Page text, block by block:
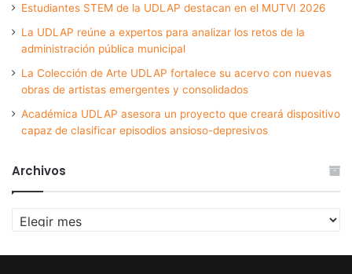
Estudiantes STEM de la UDLAP destacan en el MUTVI 2026
La UDLAP reúne a expertos para analizar los retos de la
administración pública municipal
La Colección de Arte UDLAP fortalece su acervo con nuevas
obras de artistas emergentes y consolidados
Académica UDLAP asesora un proyecto que creará dispositivo
capaz de clasificar episodios ansioso-depresivos
Archivos
Archivos